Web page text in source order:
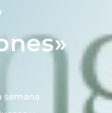
semana